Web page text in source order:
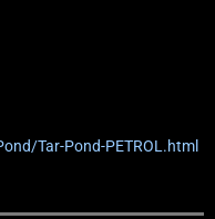
Tar-Pond-PETROL.html